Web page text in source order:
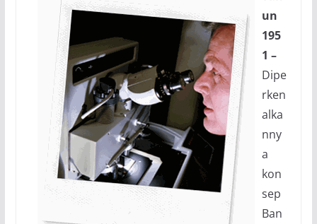
un
195
1 –
Dipe
rken
alka
nny
a
kon
sep
Ban